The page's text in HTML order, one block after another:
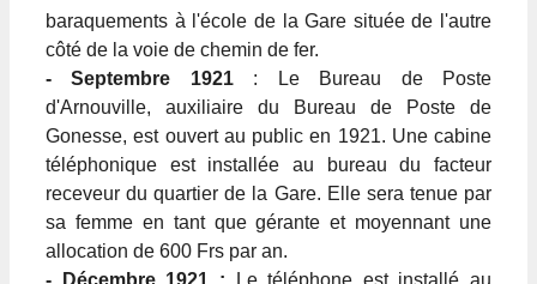
baraquements à l'école de la Gare située de l'autre
côté de la voie de chemin de fer.
- Septembre 1921 : Le Bureau de Poste
d'Arnouville, auxiliaire du Bureau de Poste de
Gonesse, est ouvert au public en 1921. Une cabine
téléphonique est installée au bureau du facteur
receveur du quartier de la Gare. Elle sera tenue par
sa femme en tant que gérante et moyennant une
allocation de 600 Frs par an.
- Décembre 1921 : Le téléphone est installé au